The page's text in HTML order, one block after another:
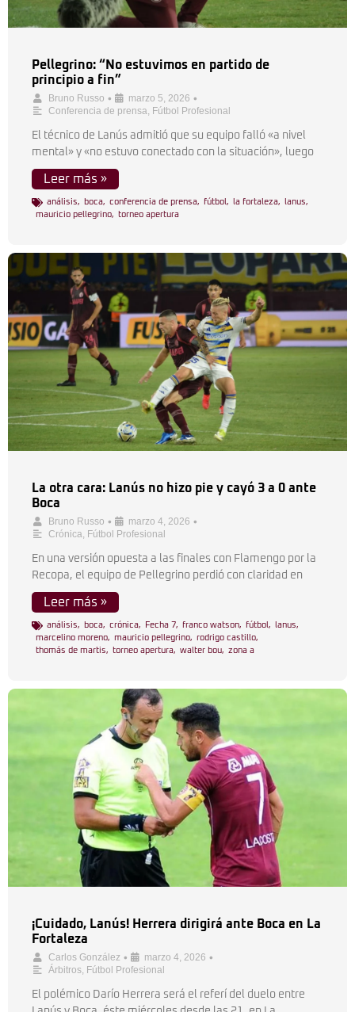
Pellegrino: “No estuvimos en partido de
principio a fin”
Bruno Russo • marzo 5, 2026 •
Conferencia de prensa, Fútbol Profesional
El técnico de Lanús admitió que su equipo falló «a nivel
mental» y «no estuvo conectado con la situación», luego
Leer más »
análisis, boca, conferencia de prensa, fútbol , la fortaleza, lanus,
mauricio pellegrino, torneo apertura
La otra cara: Lanús no hizo pie y cayó 3 a 0 ante
Boca
Bruno Russo • marzo 4, 2026 •
Crónica, Fútbol Profesional
En una versión opuesta a las finales con Flamengo por la
Recopa, el equipo de Pellegrino perdió con claridad en
Leer más »
análisis, boca, crónica, Fecha 7, franco watson, fútbol , lanus,
marcelino moreno, mauricio pellegrino, rodrigo castillo,
thomás de martis, torneo apertura, walter bou, zona a
¡Cuidado, Lanús! Herrera dirigirá ante Boca en La
Fortaleza
Carlos González • marzo 4, 2026 •
Árbitros, Fútbol Profesional
El polémico Darío Herrera será el referí del duelo entre